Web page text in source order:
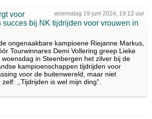
woensdag 19 juni 2024, 19:12 uur
voor
succes bij NK tijdrijden voor vrouwen in
ongenaakbare kampioene Riejanne Markus,
Tourwinnares Demi Vollering greep Lieke
woensdag in Steenbergen het zilver bij de
kampioenschappen tijdrijden voor
voor de buitenwereld, maar niet
,,Tijdrijden is wel mijn ding”.